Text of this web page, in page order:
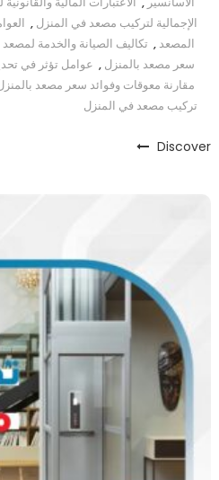
الإجمالية لتركيب مصعد في المنزل ,
المصعد , تكاليف الصيانة والخدمة
سعر مصعد بالمنزل , عوامل تؤثر في
مقارنة معوقات وفوائد سعر مصعد
تركيب مصعد في المنزل
Discover